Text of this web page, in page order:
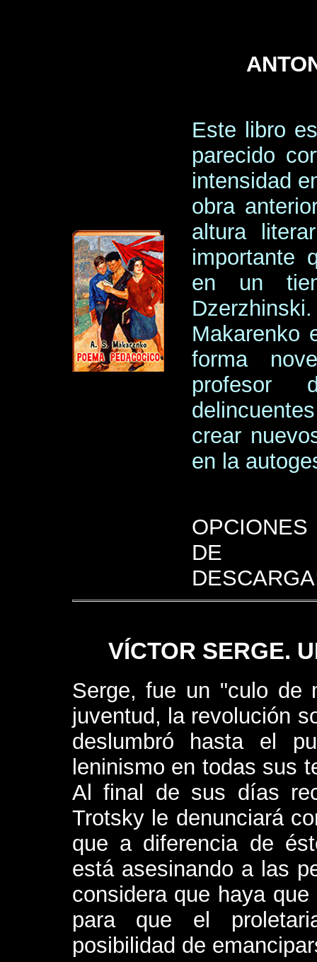
Este libro
parecido
intensidad
obra
altura
importante
en un
Dzerzhinski.
Makarenko
forma
profesor
crear
en la
OPCIONES
DE
VÍCTOR SERGE.
Serge, fue un "culo de
juventud, la revolución
deslumbró hasta el
leninismo en todas sus
Al final de sus días
Trotsky le denunciará
que a diferencia de
está asesinando a las
considera que haya
para que el
posibilidad de